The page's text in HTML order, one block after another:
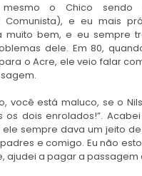
mesmo o Chico sendo
Comunista), e eu mais
muito bem, e eu sempre
dele. Em 80,
o Acre, ele veio falar
você está maluco, se o
os dois enrolados!”.
ele sempre dava um jeito
e comigo. Eu não
ajudei a pagar a passagem